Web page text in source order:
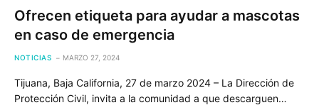
Ofrecen etiqueta para ayudar a mascotas
en caso de emergencia
NOTICIAS MARZO 27, 2024
Tijuana, Baja California, 27 de marzo 2024 – La Dirección de
Protección Civil, invita a la comunidad a que descarguen…